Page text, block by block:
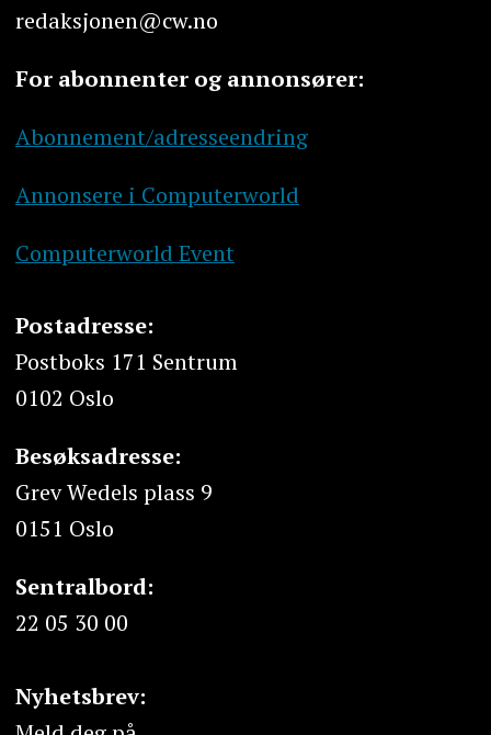
redaksjonen@cw.no
For abonnenter og annonsører:
Abonnement/adresseendring
Annonsere i Computerworld
Computerworld Event
Postadresse:
Postboks 171 Sentrum
0102 Oslo
Besøksadresse:
Grev Wedels plass 9
0151 Oslo
Sentralbord:
22 05 30 00
Nyhetsbrev: